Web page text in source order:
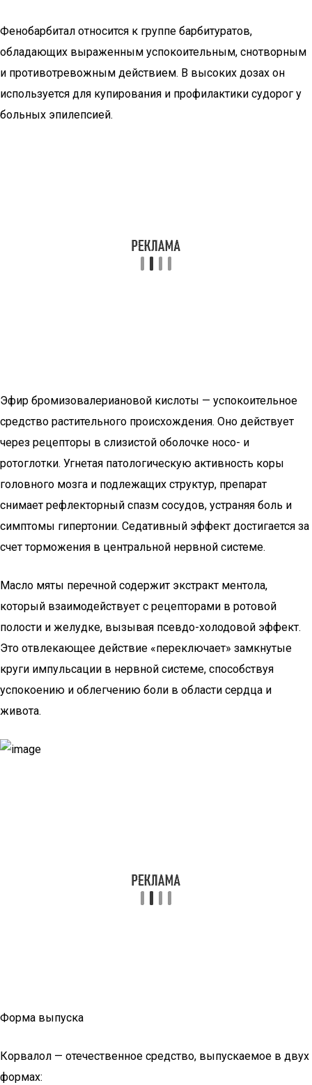
Фенобарбитал относится к группе барбитуратов,
обладающих выраженным успокоительным, снотворным
и противотревожным действием. В высоких дозах он
используется для купирования и профилактики судорог у
больных эпилепсией.
Эфир бромизовалериановой кислоты — успокоительное
средство растительного происхождения. Оно действует
через рецепторы в слизистой оболочке носо- и
ротоглотки. Угнетая патологическую активность коры
головного мозга и подлежащих структур, препарат
снимает рефлекторный спазм сосудов, устраняя боль и
симптомы гипертонии. Седативный эффект достигается за
счет торможения в центральной нервной системе.
Масло мяты перечной содержит экстракт ментола,
который взаимодействует с рецепторами в ротовой
полости и желудке, вызывая псевдо-холодовой эффект.
Это отвлекающее действие «переключает» замкнутые
круги импульсации в нервной системе, способствуя
успокоению и облегчению боли в области сердца и
живота.
Форма выпуска
Корвалол — отечественное средство, выпускаемое в двух
формах: